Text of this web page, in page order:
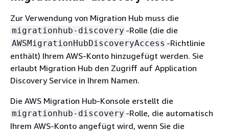
Zur Verwendung von Migration Hub muss die
migrationhub-discovery -Rolle (die die
AWSMigrationHubDiscoveryAccess -Richtlinie
enthält) Ihrem AWS-Konto hinzugefügt werden. Sie
erlaubt Migration Hub den Zugriff auf Application
Discovery Service in Ihrem Namen.
Die AWS Migration Hub-Konsole erstellt die
migrationhub-discovery -Rolle, die automatisch
Ihrem AWS-Konto angefügt wird, wenn Sie die